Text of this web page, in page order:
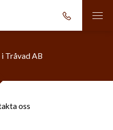
Tråvad AB
oss